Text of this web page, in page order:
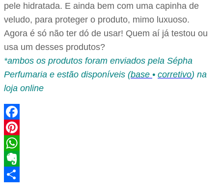
pele hidratada. E ainda bem com uma capinha de
veludo, para proteger o produto, mimo luxuoso.
Agora é só não ter dó de usar! Quem aí já testou ou
usa um desses produtos?
*ambos os produtos foram enviados pela Sépha
Perfumaria e estão disponíveis (base • corretivo) na
loja online
Facebook
Pinterest
WhatsApp
Evernote